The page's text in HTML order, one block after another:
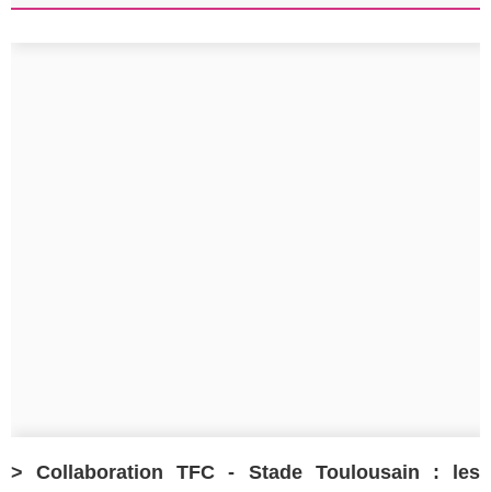
> Collaboration TFC - Stade Toulousain : les